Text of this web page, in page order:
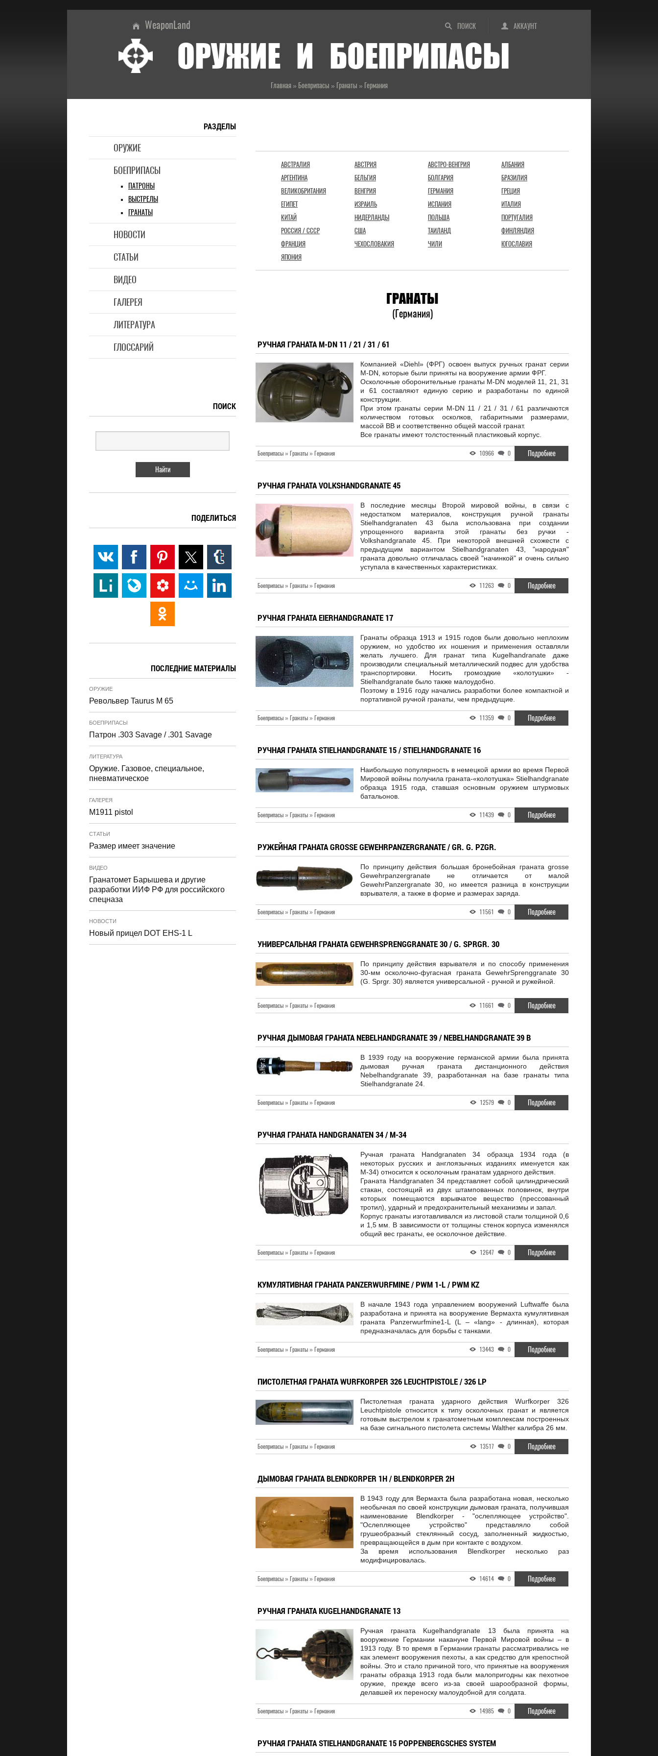
ПОИСК АККАУНТ
WeaponLand
ОРУЖИЕ И БОЕПРИПАСЫ
Главная» Боеприпасы » Гранаты » Германия
РАЗДЕЛЫ
ОРУЖИЕ
БОЕПРИПАСЫ
ПАТРОНЫ
ВЫСТРЕЛЫ
ГРАНАТЫ
НОВОСТИ
СТАТЬИ
ВИДЕО
ГАЛЕРЕЯ
ЛИТЕРАТУРА
ГЛОССАРИЙ
АВСТРАЛИЯ АВСТРИЯ АВСТРО-ВЕНГРИЯ
АЛБАНИЯ
АРГЕНТИНА
БЕЛЬГИЯ БОЛГАРИЯ
БРАЗИЛИЯ
ВЕЛИКОБРИТАНИЯ
ВЕНГРИЯ ГЕРМАНИЯ
ГРЕЦИЯ
ЕГИПЕТ
ИЗРАИЛЬ ИСПАНИЯ
ИТАЛИЯ
КИТАЙ
НИДЕРЛАНДЫ ПОЛЬША
ПОРТУГАЛИЯ
РОССИЯ / СССР
США ТАИЛАНД
ФИНЛЯНДИЯ
ФРАНЦИЯ
ЧЕХОСЛОВАКИЯ ЧИЛИ
ЮГОСЛАВИЯ
ЯПОНИЯ
ГРАНАТЫ
(Германия)
РУЧНАЯ ГРАНАТА M-DN 11 / 21 / 31 / 61
Компанией «Diehl» (ФРГ) освоен выпуск ручных гранат серии
M-DN, которые были приняты на вооружение армии ФРГ.
Осколочные оборонительные гранаты M-DN моделей 11, 21, 31
и 61 составляют единую серию и разработаны по единой
конструкции.
При этом гранаты серии M-DN 11 / 21 / 31 / 61 различаются
количеством готовых осколков, габаритными размерами,
массой ВВ и соответственно общей массой гранат.
Все гранаты имеют толстостенный пластиковый корпус.
Боеприпасы » Гранаты » Германия 10966 0 Подробнее
РУЧНАЯ ГРАНАТА VOLKSHANDGRANATE 45
В последние месяцы Второй мировой войны, в связи с
недостатком материалов, конструкция ручной гранаты
Stielhandgranaten 43 была использована при создании
упрощенного варианта этой гранаты без ручки -
Volkshandgranate 45. При некоторой внешней схожести с
предыдущим вариантом Stielhandgranaten 43, "народная"
граната довольно отличалась своей "начинкой" и очень сильно
уступала в качественных характеристиках.
Боеприпасы » Гранаты » Германия 11263 0 Подробнее
РУЧНАЯ ГРАНАТА EIERHANDGRANATE 17
Гранаты образца 1913 и 1915 годов были довольно неплохим
оружием, но удобство их ношения и применения оставляли
желать лучшего. Для гранат типа Kugelhandranate даже
производили специальный металлический подвес для удобства
транспортировки. Носить громоздкие «колотушки» -
Stielhandgranate было также малоудобно.
Поэтому в 1916 году начались разработки более компактной и
портативной ручной гранаты, чем предыдущие.
Боеприпасы » Гранаты » Германия 11359 0 Подробнее
РУЧНАЯ ГРАНАТА STIELHANDGRANATE 15 / STIELHANDGRANATE 16
Наибольшую популярность в немецкой армии во время Первой
Мировой войны получила граната-«колотушка» Stielhandgranate
образца 1915 года, ставшая основным оружием штурмовых
батальонов.
Боеприпасы » Гранаты » Германия 11439 0 Подробнее
РУЖЕЙНАЯ ГРАНАТА GROSSE GEWEHRPANZERGRANATE / GR. G. PZGR.
По принципу действия большая бронебойная граната grosse
Gewehrpanzergranate не отличается от малой
GewehrPanzergranate 30, но имеется разница в конструкции
взрывателя, а также в форме и размерах заряда.
Боеприпасы » Гранаты » Германия 11561 0 Подробнее
УНИВЕРСАЛЬНАЯ ГРАНАТА GEWEHRSPRENGGRANATE 30 / G. SPRGR. 30
По принципу действия взрывателя и по способу применения
30-мм осколочно-фугасная граната GewehrSprenggranate 30
(G. Sprgr. 30) является универсальной - ручной и ружейной.
Боеприпасы » Гранаты » Германия 11661 0 Подробнее
РУЧНАЯ ДЫМОВАЯ ГРАНАТА NEBELHANDGRANATE 39 / NEBELHANDGRANATE 39 B
В 1939 году на вооружение германской армии была принята
дымовая ручная граната дистанционного действия
Nebelhandgranate 39, разработанная на базе гранаты типа
Stielhandgranate 24.
Боеприпасы » Гранаты » Германия 12579 0 Подробнее
РУЧНАЯ ГРАНАТА HANDGRANATEN 34 / M-34
Ручная граната Handgranaten 34 образца 1934 года (в
некоторых русских и англоязычных изданиях именуется как
М-34) относится к осколочным гранатам ударного действия.
Граната Handgranaten 34 представляет собой цилиндрический
стакан, состоящий из двух штампованных половинок, внутри
которых помещаются взрывчатое вещество (прессованный
тротил), ударный и предохранительный механизмы и запал.
Корпус гранаты изготавливался из листовой стали толщиной 0,6
и 1,5 мм. В зависимости от толщины стенок корпуса изменялся
общий вес гранаты, ее осколочное действие.
Боеприпасы » Гранаты » Германия 12647 0 Подробнее
КУМУЛЯТИВНАЯ ГРАНАТА PANZERWURFMINE / PWM 1-L / PWM KZ
В начале 1943 года управлением вооружений Luftwaffe была
разработана и принята на вооружение Вермахта кумулятивная
граната Panzerwurfmine1-L (L – «lang» - длинная), которая
предназначалась для борьбы с танками.
Боеприпасы » Гранаты » Германия 13443 0 Подробнее
ПИСТОЛЕТНАЯ ГРАНАТА WURFKORPER 326 LEUCHTPISTOLE / 326 LP
Пистолетная граната ударного действия Wurfkorper 326
Leuchtpistole относится к типу осколочных гранат и является
готовым выстрелом к гранатометным комплексам построенных
на базе сигнального пистолета системы Walther калибра 26 мм.
Боеприпасы » Гранаты » Германия 13517 0 Подробнее
ДЫМОВАЯ ГРАНАТА BLENDKORPER 1H / BLENDKORPER 2H
В 1943 году для Вермахта была разработана новая, несколько
необычная по своей конструкции дымовая граната, получившая
наименование Blendkorper - "ослепляющее устройство".
"Ослепляющее устройство" представляло собой
грушеобразный стеклянный сосуд, заполненный жидкостью,
превращающейся в дым при контакте с воздухом.
За время использования Blendkorper несколько раз
модифицировалась.
Боеприпасы » Гранаты » Германия 14614 0 Подробнее
РУЧНАЯ ГРАНАТА KUGELHANDGRANATE 13
Ручная граната Kugelhandgranate 13 была принята на
вооружение Германии накануне Первой Мировой войны – в
1913 году. В то время в Германии гранаты рассматривались не
как элемент вооружения пехоты, а как средство для крепостной
войны. Это и стало причиной того, что принятые на вооружения
гранаты образца 1913 года были малопригодны как пехотное
оружие, прежде всего из-за своей шарообразной формы,
делавшей их переноску малоудобной для солдата.
Боеприпасы » Гранаты » Германия 14985 0 Подробнее
РУЧНАЯ ГРАНАТА STIELHANDGRANATE 15 POPPENBERGSCHES SYSTEM
ПОИСК
ПОДЕЛИТЬСЯ
ПОСЛЕДНИЕ МАТЕРИАЛЫ
ОРУЖИЕ
Револьвер Taurus M 65
БОЕПРИПАСЫ
Патрон .303 Savage / .301 Savage
ЛИТЕРАТУРА
Оружие. Газовое, специальное,
пневматическое
ГАЛЕРЕЯ
M1911 pistol
СТАТЬИ
Размер имеет значение
ВИДЕО
Гранатомет Барышева и другие
разработки ИИФ РФ для российского
спецназа
НОВОСТИ
Новый прицел DOT EHS-1 L